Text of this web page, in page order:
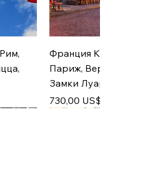
Франция Классика
Париж, Версаль,
Замки Луары, Лион,
Цена
730,00 US$